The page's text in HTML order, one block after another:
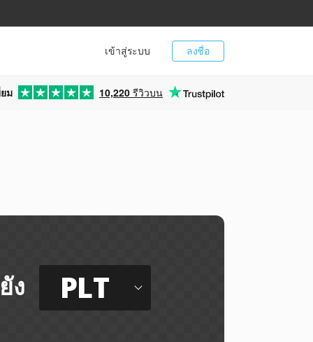
ลงชื่อ
เข้าสู่ระบบ
ม 10,220 รีวิวบน
ง PLT